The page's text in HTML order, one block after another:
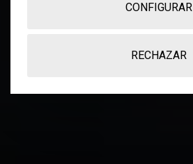
RECHAZAR
CONFIGURAR